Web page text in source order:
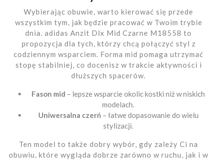
Wybierając obuwie, warto kierować się przede
wszystkim tym, jak będzie pracować w Twoim trybie
dnia. adidas Anzit Dlx Mid Czarne M18558 to
propozycja dla tych, którzy chcą połączyć styl z
codziennym wsparciem. Forma mid pomaga utrzymać
stopę stabilniej, co docenisz w trakcie aktywności i
dłuższych spacerów.
Fason mid – lepsze wsparcie okolic kostki niż w niskich
modelach.
Uniwersalna czerń – łatwe dopasowanie do wielu
stylizacji.
Ten model to także dobry wybór, gdy zależy Ci na
obuwiu, które wygląda dobrze zarówno w ruchu, jak i w